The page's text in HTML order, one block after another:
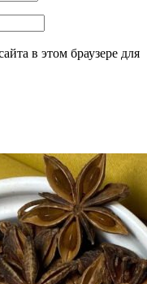
в этом браузере для